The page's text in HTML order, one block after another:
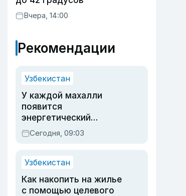
Вчера, 14:00
Рекомендации
Узбекистан
У каждой махалли
появится
энергетический
паспорт
Сегодня, 09:03
Узбекистан
Как накопить на жилье
с помощью целевого